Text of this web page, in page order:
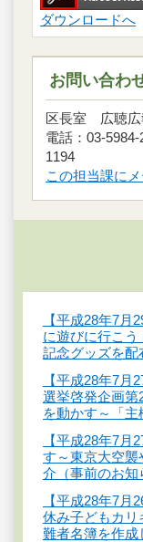
ダウンロードへ
お問い合わ
区長室 広聴
電話：03-
1194
この担当課に
【平成28年7月
に遊びに行こ
記念グッズを配
【平成28年7
選挙啓発企画第
を動かす～「主
【平成28年7月
す～東京大空襲
介（事前のお知
【平成28年7
休み子どもカ
難者名簿を作成